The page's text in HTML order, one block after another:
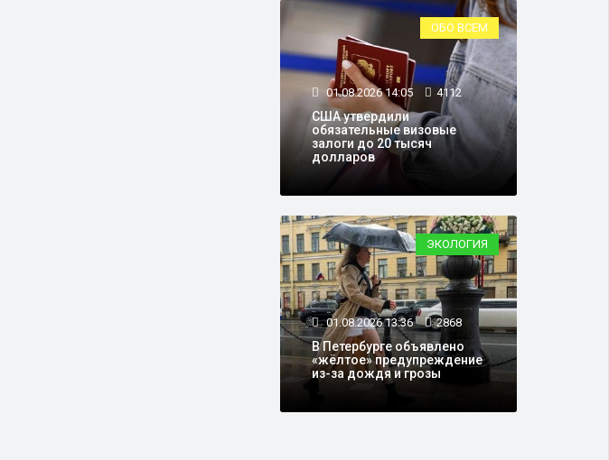
ОБО ВСЕМ
01.08.2026 14:05 4112
США утвердили
обязательные визовые
залоги до 20 тысяч
долларов
ЭКОЛОГИЯ
01.08.2026 13:36 2868
В Петербурге объявлено
«жёлтое» предупреждение
из-за дождя и грозы